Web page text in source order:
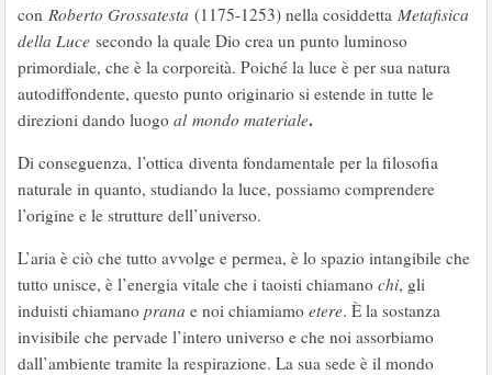
con Roberto Grossatesta (1175-1253) nella cosiddetta Metafisica
della Luce secondo la quale Dio crea un punto luminoso
primordiale, che è la corporeità. Poiché la luce è per sua natura
autodiffondente, questo punto originario si estende in tutte le
direzioni dando luogo al mondo materiale.
Di conseguenza, l’ottica diventa fondamentale per la filosofia
naturale in quanto, studiando la luce, possiamo comprendere
l’origine e le strutture dell’universo.
L’aria è ciò che tutto avvolge e permea, è lo spazio intangibile che
tutto unisce, è l’energia vitale che i taoisti chiamano chi, gli
induisti chiamano prana e noi chiamiamo etere. È la sostanza
invisibile che pervade l’intero universo e che noi assorbiamo
dall’ambiente tramite la respirazione. La sua sede è il mondo